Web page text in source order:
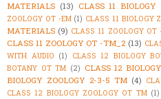
MATERIALS (13) CLASS 11
ZOOLOGY OT -EM (1) CLASS 11 BIOLOGY
MATERIALS (9) CLASS 11 ZOOLOGY OT
CLASS 11 ZOOLOGY OT -TM_2 (13)
WITH AUDIO (1) CLASS 12 BIOLOGY
BOTANY OT TM (2) CLASS 12
BIOLOGY ZOOLOGY 2-3-5 TM (4)
CLASS 12 BIOLOGY ZOOLOGY OT TM (1)